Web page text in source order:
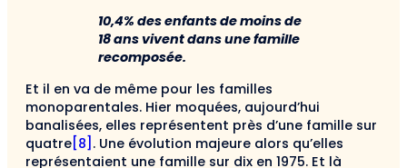
10,4% des enfants de moins de
18 ans vivent dans une famille
recomposée.
Et il en va de même pour les familles
monoparentales. Hier moquées, aujourd’hui
banalisées, elles représentent près d’une famille sur
quatre[8] . Une évolution majeure alors qu’elles
représentaient une famille sur dix en 1975. Et là